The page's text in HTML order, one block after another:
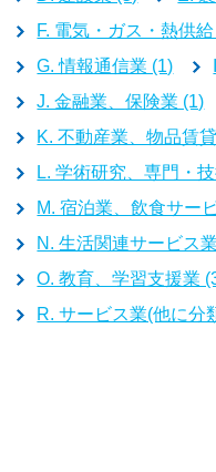
F. 電気・ガス・熱供
G. 情報通信業 (1)
J. 金融業、保険業 (1)
K. 不動産業、物品賃
L. 学術研究、専門・
M. 宿泊業、飲食サー
N. 生活関連サービス
O. 教育、学習支援業
R. サービス業(他に分